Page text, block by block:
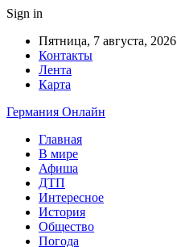
Sign in
Пятница, 7 августа, 2026
Контакты
Лента
Карта
Германия Онлайн
Главная
В мире
Афиша
ДТП
Интересное
История
Общество
Погода